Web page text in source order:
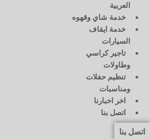
العربية
خدمة شاي وقهوه
خدمة ايقاف
السيارات
تاجير كراسي
وطاولات
تنظيم حفلات
ومناسبات
اخر اخبارنا
اتصل بنا
اتصل بنا